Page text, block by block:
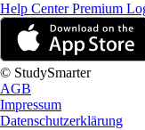
Help CenterPremium
© StudySmarter
AGB
Impressum
Datenschutzerklärung